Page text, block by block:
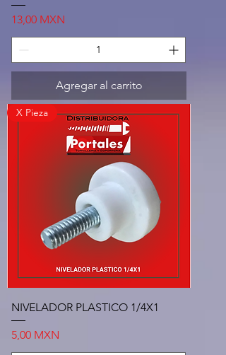
Precio
13,00 MXN
Agregar al carrito
X Pieza
NIVELADOR PLASTICO 1/4X1
Precio
5,00 MXN